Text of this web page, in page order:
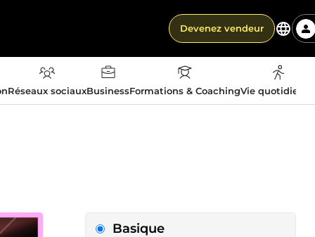
Devenez vendeur
Réseaux sociauxBusinessFormations & CoachingVie
Basique